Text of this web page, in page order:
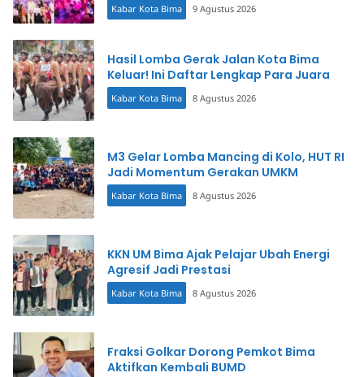
Kabar Kota Bima 9 Agustus 2026
Hasil Lomba Gerak Jalan Kota Bima
Keluar! Ini Daftar Lengkap Para Juara
Kabar Kota Bima 8 Agustus 2026
M3 Gelar Lomba Mancing di Kolo, HUT RI
Jadi Momentum Gerakan UMKM
Kabar Kota Bima 8 Agustus 2026
KKN UM Bima Ajak Pelajar Ubah Energi
Agresif Jadi Prestasi
Kabar Kota Bima 8 Agustus 2026
Fraksi Golkar Dorong Pemkot Bima
Aktifkan Kembali BUMD